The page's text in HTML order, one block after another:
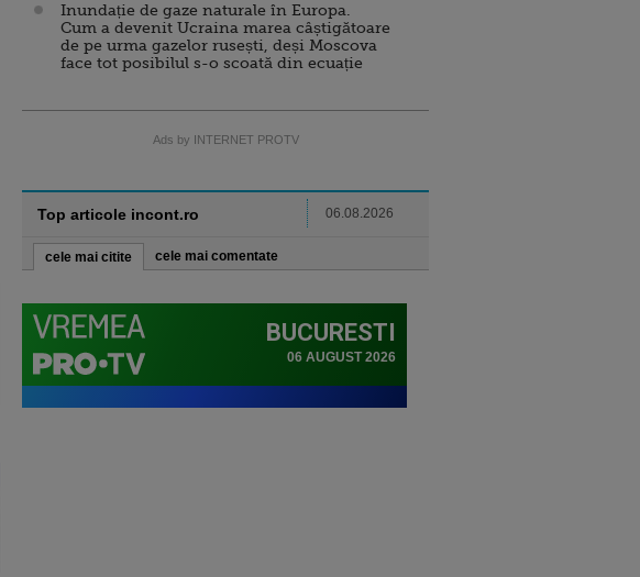
Inundație de gaze naturale în Europa.
Cum a devenit Ucraina marea câștigătoare
de pe urma gazelor rusești, deși Moscova
face tot posibilul s-o scoată din ecuație
Ads by INTERNET PROTV
Top articole incont.ro 06.08.2026
cele mai citite cele mai comentate